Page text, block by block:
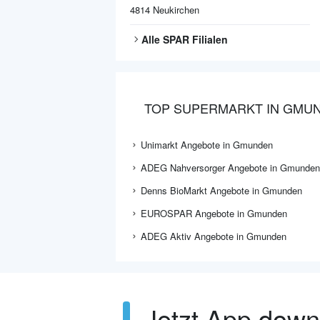
4814 Neukirchen
Alle SPAR Filialen
TOP SUPERMARKT IN
Unimarkt Angebote in Gmunden
ADEG Nahversorger Angebote in Gmunden
Denns BioMarkt Angebote in Gmunden
EUROSPAR Angebote in Gmunden
ADEG Aktiv Angebote in Gmunden